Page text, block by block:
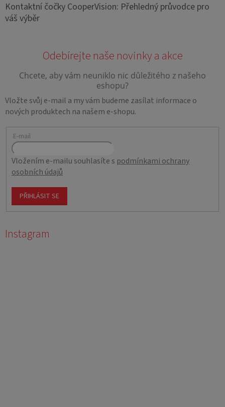
Kontaktní čočky CooperVision: Přehledný průvodce pro
váš výběr
Vložte svůj e-mail a my vám budeme zasílat informace o
nových produktech na našem e-shopu.
E-mail
Vložením e-mailu souhlasíte s podmínkami ochrany
osobních údajů
PŘIHLÁSIT SE
Instagram